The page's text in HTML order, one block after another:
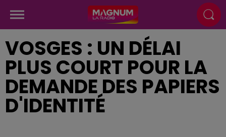
VOSGES : UN DÉLAI
PLUS COURT POUR LA
DEMANDE DES PAPIERS
D'IDENTITÉ